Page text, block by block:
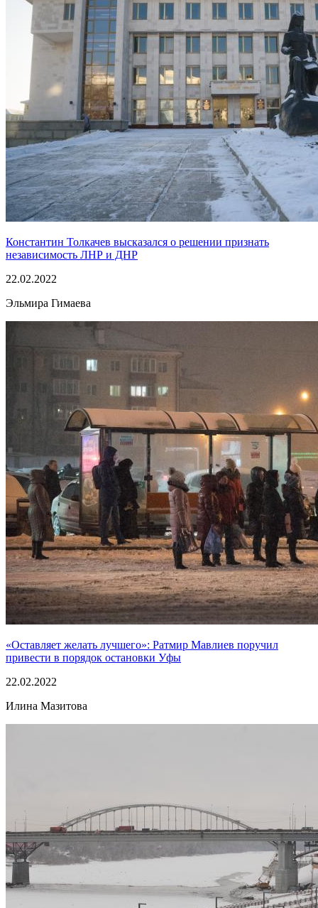
Константин Толкачев высказался о решении признать
независимость ЛНР и ДНР
22.02.2022
Эльмира Гимаева
«Оставляет желать лучшего»: Ратмир Мавлиев поручил
привести в порядок остановки Уфы
22.02.2022
Илина Мазитова